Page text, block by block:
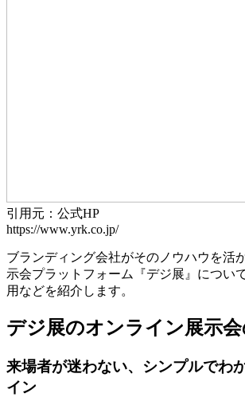
引用元：公式HP
https://www.yrk.co.jp/
ブランディング会社がそのノウハウを活
示会プラットフォーム『デジ展』につい
用などを紹介します。
デジ展のオンライン展示
来場者が迷わない、シンプルでわ
イン